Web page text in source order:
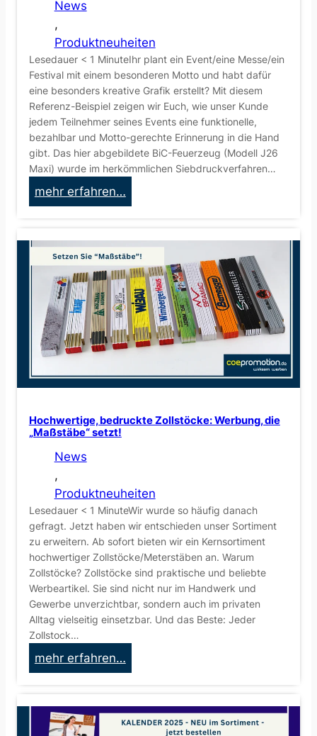
ü
r
2
0
2
5
t
t
e
l
:
a
s
I
E
Z
R
e
a
c
h
t
b
e
r
z
e
u
g
!
News
,
Produktneuheiten
Lesedauer < 1 MinuteIhr plant ein Event/eine Messe/ein
Festival mit einem besonderen Motto und habt dafür
eine besonders kreative Grafik erstellt? Mit diesem
Referenz-Beispiel zeigen wir Euch, wie unser Kunde
jedem Teilnehmer seines Events eine funktionelle,
bezahlbar und Motto-gerechte Erinnerung in die Hand
gibt. Das hier abgebildete BiC-Feuerzeug (Modell J26
Maxi) wurde im herkömmlichen Siebdruckverfahren…
mehr erfahren…:
K
e
a
t
i
v
e
r
v
e
a
u
f
f
k
i
o
Hochwertige, bedruckte Zollstöcke: Werbung, die
„Maßstäbe“ setzt!
News
,
Produktneuheiten
Lesedauer < 1 MinuteWir wurde so häufig danach
gefragt. Jetzt haben wir entschieden unser Sortiment
zu erweitern. Ab sofort bieten wir ein Kernsortiment
hochwertiger Zollstöcke/Meterstäben an. Warum
Zollstöcke? Zollstöcke sind praktische und beliebte
Werbeartikel. Sie sind nicht nur im Handwerk und
Gewerbe unverzichtbar, sondern auch im privaten
Alltag vielseitig einsetzbar. Und das Beste: Jeder
Zollstock…
mehr erfahren…
H
c